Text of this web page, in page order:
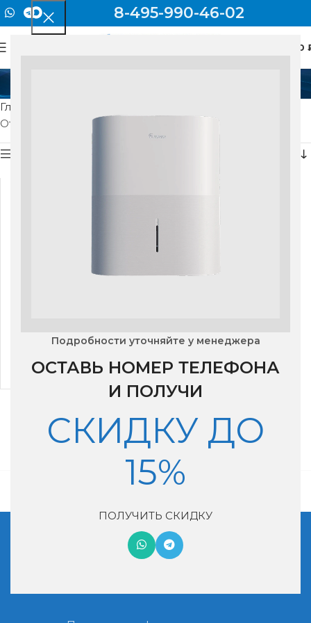
Подробности уточняйте у менеджера
ОСТАВЬ НОМЕР ТЕЛЕФОНА
И ПОЛУЧИ
СКИДКУ ДО
15%
ПОЛУЧИТЬ СКИДКУ
8-495-990-46-02
0
Главная
Отображение единственного товара
Показать боковую панель
(HEPA E11)
2,771₽
Московская обл, г. Котельники, мкр. Ковровый, дом 29
+7 (495) 990-46-02